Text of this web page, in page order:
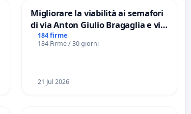
Migliorare la viabilità ai semafori
di via Anton Giulio Bragaglia e via
Tieri XV MUNICIPIO DI ROMA
184 firme
184 Firme / 30 giorni
21 Jul 2026